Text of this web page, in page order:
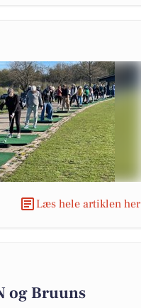
Læs hele artiklen her
og Bruuns